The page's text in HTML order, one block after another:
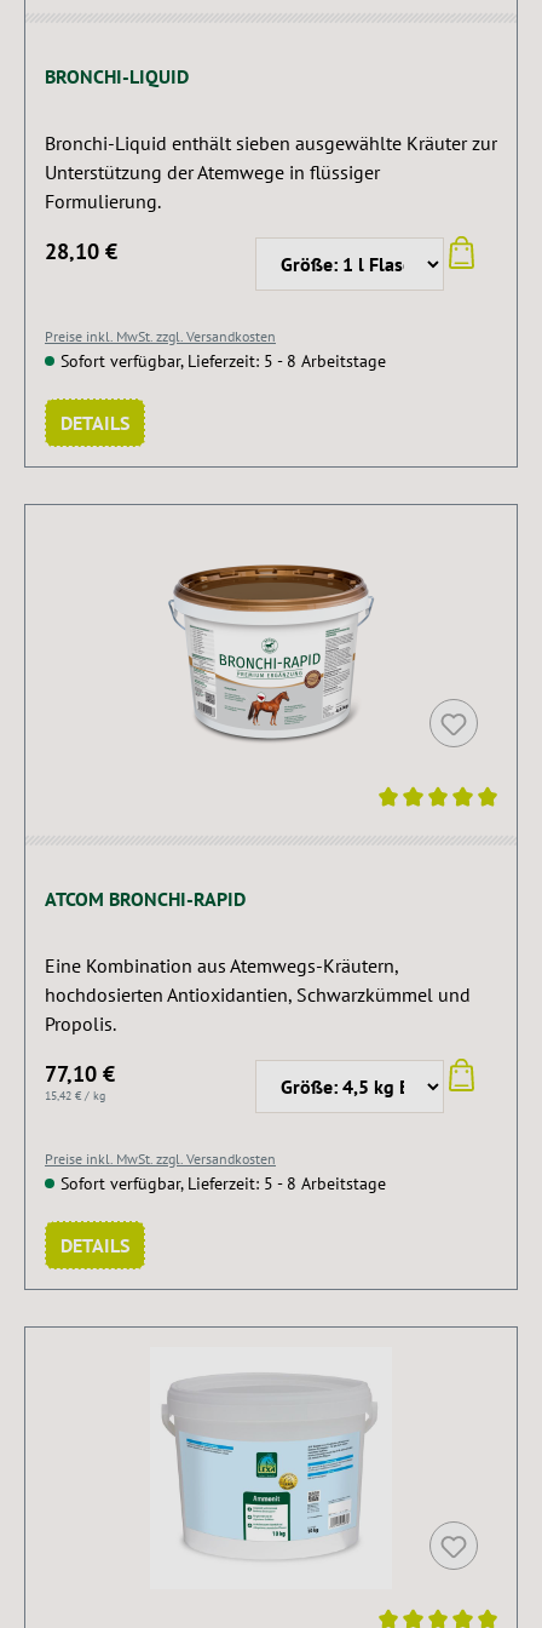
BRONCHI-LIQUID
Bronchi-Liquid enthält sieben ausgewählte Kräuter zur
Unterstützung der Atemwege in flüssiger
Formulierung.
28,10 €
Preise inkl. MwSt. zzgl. Versandkosten
Sofort verfügbar, Lieferzeit: 5 - 8 Arbeitstage
DETAILS
ATCOM BRONCHI-RAPID
Eine Kombination aus Atemwegs-Kräutern,
hochdosierten Antioxidantien, Schwarzkümmel und
Propolis.
77,10 €
15,42 € / kg
Preise inkl. MwSt. zzgl. Versandkosten
Sofort verfügbar, Lieferzeit: 5 - 8 Arbeitstage
DETAILS